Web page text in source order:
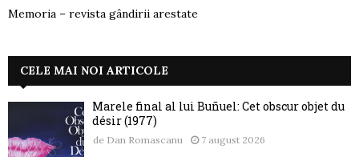
Memoria – revista gândirii arestate
CELE MAI NOI ARTICOLE
Marele final al lui Buñuel: Cet obscur objet du
désir (1977)
de Dan Romascanu 7 august 2026